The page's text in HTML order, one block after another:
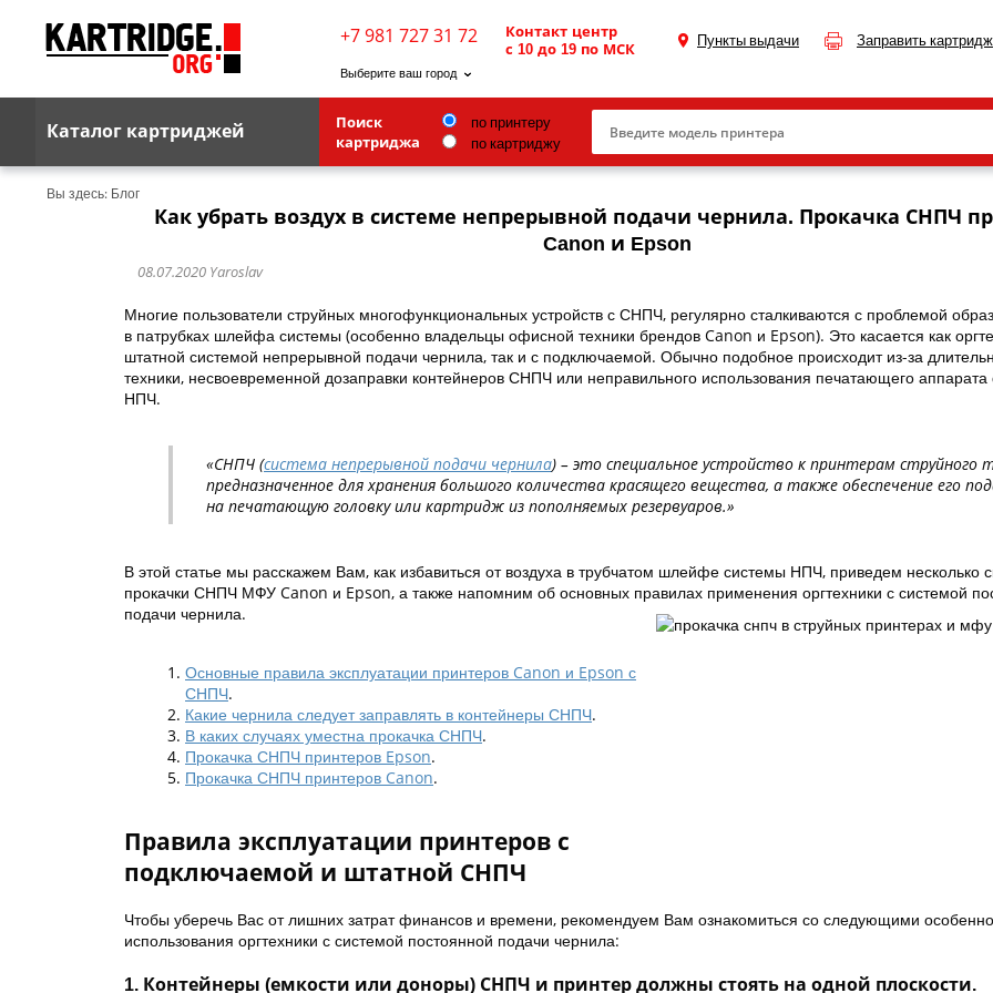
+7 981 727 31 72
Контакт центр
с 10 до 19 по МСК
Выберите ваш город
Пункты выдачи Заправить картридж
Каталог картриджей
Brother
HP
Lexmark
OKI
Ricoh
Samsung
Toshiba
Xerox
Поиск
картриджа
по принтеру
по картриджу
Вы здесь: Блог
Как убрать воздух в системе непрерывной подачи чернила. Прокачка СНПЧ
Canon и Epson
08.07.2020 Yaroslav
Многие пользователи струйных многофункциональных устройств с СНПЧ, регулярно сталкиваются с проблемой
в патрубках шлейфа системы (особенно владельцы офисной техники брендов Canon и Epson). Это касается как
штатной системой непрерывной подачи чернила, так и с подключаемой. Обычно подобное происходит из-за
техники, несвоевременной дозаправки контейнеров СНПЧ или неправильного использования печатающего аппарата
НПЧ.
«СНПЧ (система непрерывной подачи чернила) – это специальное устройство к принтерам струйного
предназначенное для хранения большого количества красящего вещества, а также обеспечение его
на печатающую головку или картридж из пополняемых резервуаров.»
В этой статье мы расскажем Вам, как избавиться от воздуха в трубчатом шлейфе системы НПЧ, приведем несколько
прокачки СНПЧ МФУ Canon и Epson, а также напомним об основных правилах применения оргтехники с системой
подачи чернила.
Основные правила эксплуатации принтеров Canon и Epson с
СНПЧ.
Какие чернила следует заправлять в контейнеры СНПЧ.
В каких случаях уместна прокачка СНПЧ.
Прокачка СНПЧ принтеров Epson.
Прокачка СНПЧ принтеров Canon.
Правила эксплуатации принтеров с
подключаемой и штатной СНПЧ
Чтобы уберечь Вас от лишних затрат финансов и времени, рекомендуем Вам ознакомиться со следующими
использования оргтехники с системой постоянной подачи чернила:
1. Контейнеры (емкости или доноры) СНПЧ и принтер должны стоять на одной плоскости.